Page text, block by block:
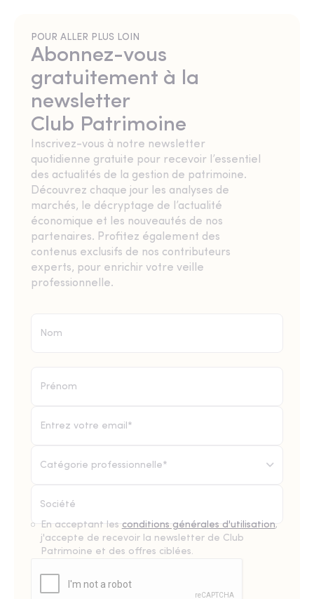
POUR ALLER PLUS LOIN
Abonnez-vous
gratuitement à la
newsletter
Club Patrimoine
Inscrivez-vous à notre newsletter
quotidienne gratuite pour recevoir l’essentiel
des actualités de la gestion de patrimoine.
Découvrez chaque jour les analyses de
marchés, le décryptage de l’actualité
économique et les nouveautés de nos
partenaires. Profitez également des
contenus exclusifs de nos contributeurs
experts, pour enrichir votre veille
professionnelle.
Catégorie professionnelle*
En acceptant les conditions générales d'utilisation,
j'accepte de recevoir la newsletter de Club
Patrimoine et des offres ciblées.